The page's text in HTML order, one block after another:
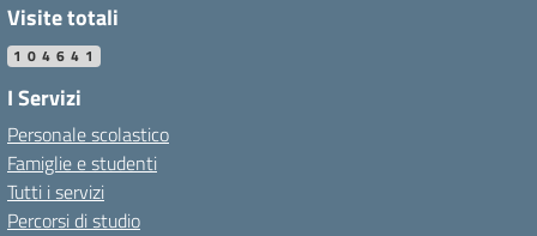
Visite totali
104641
I Servizi
Personale scolastico
Famiglie e studenti
Tutti i servizi
Percorsi di studio